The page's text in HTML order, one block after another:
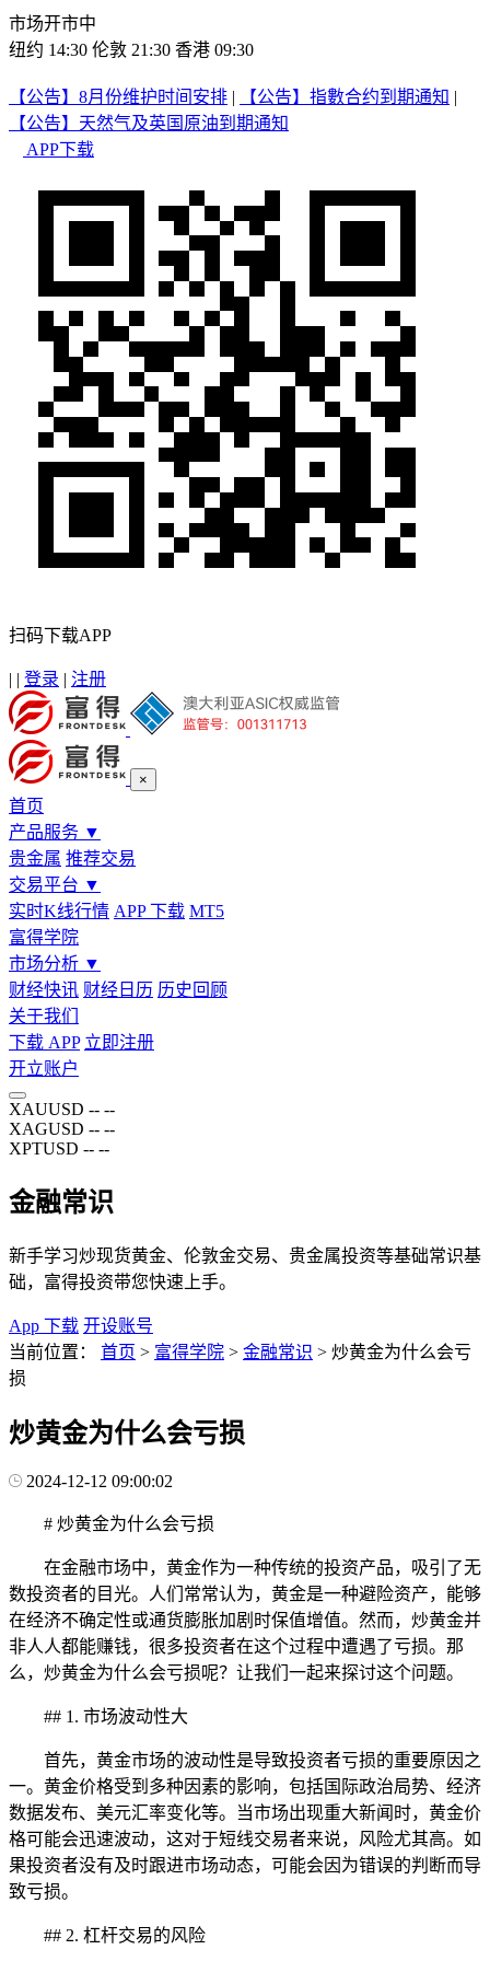
市场开市中
纽约 14:30 伦敦 21:30 香港 09:30
【公告】8月份维护时间安排 | 【公告】指數合约到期通知 |
【公告】天然气及英国原油到期通知
APP下载
扫码下载APP
| | 登录 | 注册
×
首页
产品服务 ▼
贵金属 推荐交易
交易平台 ▼
实时K线行情 APP 下载 MT5
富得学院
市场分析 ▼
财经快讯 财经日历 历史回顾
关于我们
下载 APP 立即注册
开立账户
XAUUSD -- --
XAGUSD -- --
XPTUSD -- --
金融常识
新手学习炒现货黄金、伦敦金交易、贵金属投资等基础常识基
础，富得投资带您快速上手。
App 下载 开设账号
当前位置：
首页 > 富得学院 > 金融常识 > 炒黄金为什么会亏
损
炒黄金为什么会亏损
2024-12-12 09:00:02
# 炒黄金为什么会亏损
在金融市场中，黄金作为一种传统的投资产品，吸引了无
数投资者的目光。人们常常认为，黄金是一种避险资产，能够
在经济不确定性或通货膨胀加剧时保值增值。然而，炒黄金并
非人人都能赚钱，很多投资者在这个过程中遭遇了亏损。那
么，炒黄金为什么会亏损呢？让我们一起来探讨这个问题。
## 1. 市场波动性大
首先，黄金市场的波动性是导致投资者亏损的重要原因之
一。黄金价格受到多种因素的影响，包括国际政治局势、经济
数据发布、美元汇率变化等。当市场出现重大新闻时，黄金价
格可能会迅速波动，这对于短线交易者来说，风险尤其高。如
果投资者没有及时跟进市场动态，可能会因为错误的判断而导
致亏损。
## 2. 杠杆交易的风险